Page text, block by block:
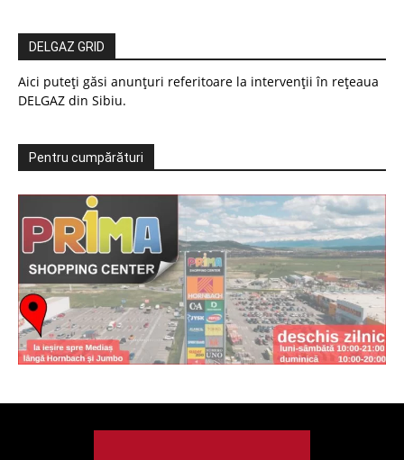
DELGAZ GRID
Aici puteți găsi anunțuri referitoare la intervenții în rețeaua
DELGAZ din Sibiu.
Pentru cumpărături